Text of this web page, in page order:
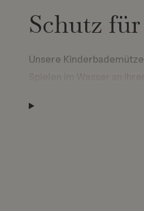
Schutz
Unsere